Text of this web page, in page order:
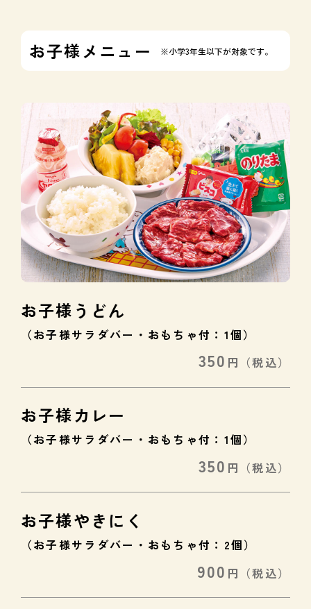
お子様メニュー ※小学3年生以下が対象です。
お子様うどん
（お子様サラダバー・おもちゃ付：1個）
350 円 （税込）
お子様カレー
（お子様サラダバー・おもちゃ付：1個）
350 円 （税込）
お子様やきにく
（お子様サラダバー・おもちゃ付：2個）
900 円 （税込）